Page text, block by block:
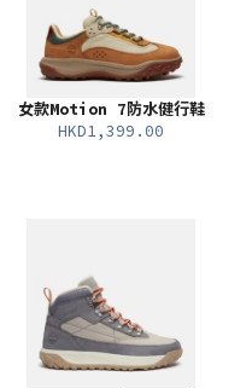
女款Motion 7防水健行鞋
HKD1,399.00